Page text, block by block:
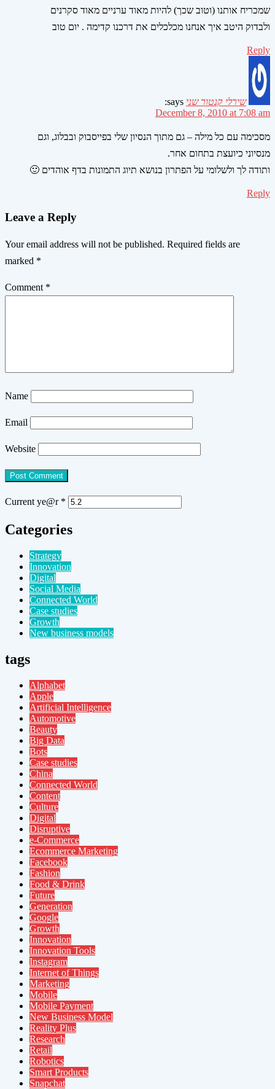
שמכריח אותנו (וטוב שכך) להיות מאוד ערניים מאוד סקרנים
ולבדוק היטב איך אנחנו מכלכלים את דרכנו קדימה . יום טוב
Reply
שירלי קנטור שני says:
December 8, 2010 at 7:08 am
מסכימה עם כל מילה – גם מתוך הנסיון שלי בפייסבוק ובבלוג, וגם
מנסיוני כיועצת בתחום אחר.
ותודה לך ולשלומי על הפתרון בנושא תיוג התמונות בדף אוהדים 🙂
Reply
Leave a Reply
Your email address will not be published. Required fields are
marked *
Comment *
Name
Email
Website
Current ye@r *
Categories
Strategy
Innovation
Digital
Social Media
Connected World
Case studies
Growth
New business models
tags
Alphabet
Apple
Artificial Intelligence
Automotive
Beauty
Big Data
Bots
Case studies
China
Connected World
Content
Culture
Digital
Disruptive
e-Commerce
Ecommerce Marketing
Facebook
Fashion
Food & Drink
Future
Generation
Google
Growth
Innovation
Innovation Tools
Instagram
Internet of Things
Marketing
Mobile
Mobile Payment
New Business Model
Reality Plus
Research
Retail
Robotics
Smart Products
Snapchat